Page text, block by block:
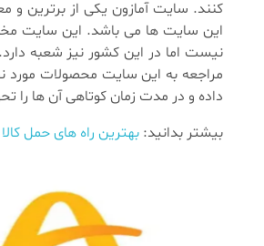
کنند. سایت آمازون یکی از برترین و
این سایت ها می باشد. این سایت
نیست اما در این کشور نیز شعبه
مراجعه به این سایت محصولات مورد
داده و در مدت زمان کوتاهی آن ها را
بیشتر بدانید: بهترین راه ‌های حمل کالا